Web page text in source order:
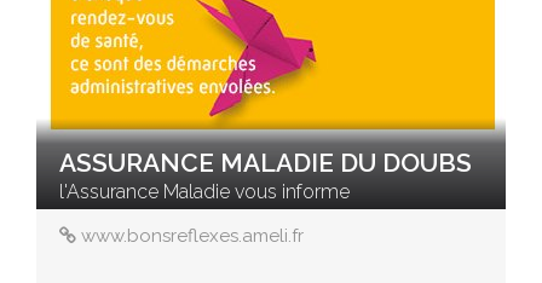
ASSURANCE MALADIE DU DOUBS
l'Assurance Maladie vous informe
www.bonsreflexes.ameli.fr